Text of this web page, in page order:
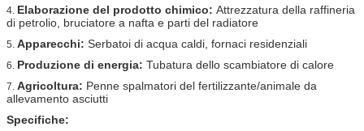
4. Elaborazione del prodotto chimico: Attrezzatura della raffineria
di petrolio, bruciatore a nafta e parti del radiatore
5. Apparecchi: Serbatoi di acqua caldi, fornaci residenziali
6. Produzione di energia: Tubatura dello scambiatore di calore
7. Agricoltura: Penne spalmatori del fertilizzante/animale da
allevamento asciutti
Specifiche: